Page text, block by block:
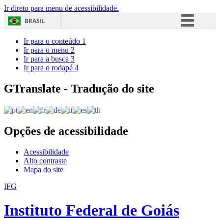
Ir direto para menu de acessibilidade.
BRASIL
Acesso à informação
Ir para o conteúdo 1
Ir para o menu 2
Ir para a busca 3
Ir para o rodapé 4
GTranslate - Tradução do site
Opções de acessibilidade
Acessibilidade
Alto contraste
Mapa do site
IFG
Instituto Federal de Goiás